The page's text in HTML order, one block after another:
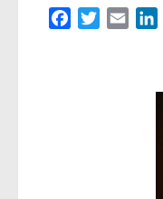
FacebookTwitterEmail